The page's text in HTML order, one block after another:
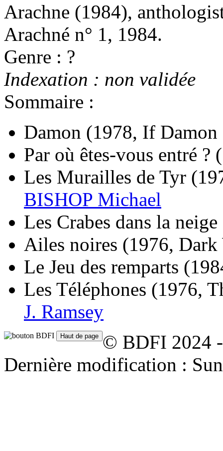
Arachne (1984),
Arachné n° 1, 1984.
Genre : ?
Indexation : non validée
Sommaire :
Damon (1978, If Damon
Par où êtes-vous entré ?
Les Murailles de Tyr
BISHOP Michael
Les Crabes dans la neige
Ailes noires (1976, Dark
Le Jeu des remparts
Les Téléphones (1976,
J. Ramsey
© BDFI 2024
Dernière modification :